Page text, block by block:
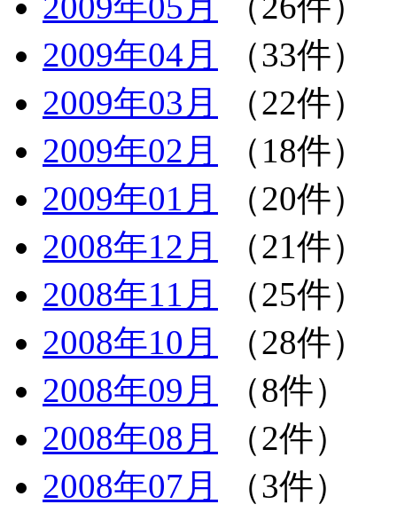
2009年04月
（33件）
2009年03月
（22件）
2009年02月
（18件）
2009年01月
（20件）
2008年12月
（21件）
2008年11月
（25件）
2008年10月
（28件）
2008年09月
（8件）
2008年08月
（2件）
2008年07月
（3件）